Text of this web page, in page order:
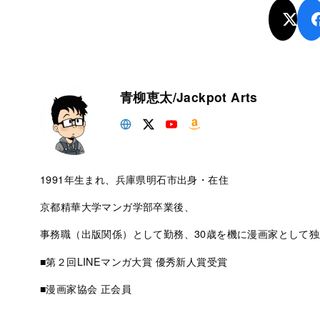
青柳恵太/Jackpot Arts
1991年生まれ、兵庫県明石市出身・在住
京都精華大学マンガ学部卒業後、
事務職（出版関係）として勤務、30歳を機に漫画家として
■第２回LINEマンガ大賞 優秀新人賞受賞
■漫画家協会 正会員